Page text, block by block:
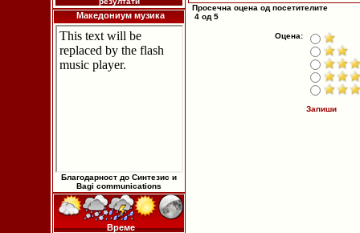
Македониум музика
Благодарност до Синтезис и
Bagi communications
Време
Просечна оцена од посетителите
4 од 5
Оцена:
Запиши